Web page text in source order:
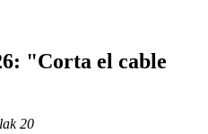
"Corta el cable
20